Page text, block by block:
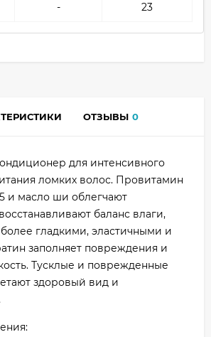
- 23
ОТЗЫВЫ 0
для интенсивного
ломких волос. Провитамин
и масло ши облегчают
баланс влаги,
гладкими, эластичными и
заполняет повреждения и
Тусклые и поврежденные
здоровый вид и